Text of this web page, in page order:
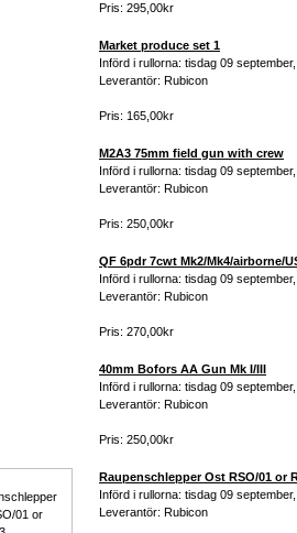
Pris: 295,00kr
Market produce set 1
Införd i rullorna: tisdag 09
Leverantör: Rubicon
Pris: 165,00kr
M2A3 75mm field gun with crew
Införd i rullorna: tisdag 09
Leverantör: Rubicon
Pris: 250,00kr
QF 6pdr 7cwt Mk2/Mk4/airborne/
Införd i rullorna: tisdag 09
Leverantör: Rubicon
Pris: 270,00kr
40mm Bofors AA Gun Mk I/III
Införd i rullorna: tisdag 09
Leverantör: Rubicon
Pris: 250,00kr
Raupenschlepper Ost RSO/01 or
Införd i rullorna: tisdag 09
Leverantör: Rubicon